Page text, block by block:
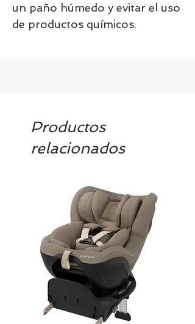
un paño húmedo y evitar el uso
de productos químicos.
Productos
relacionados